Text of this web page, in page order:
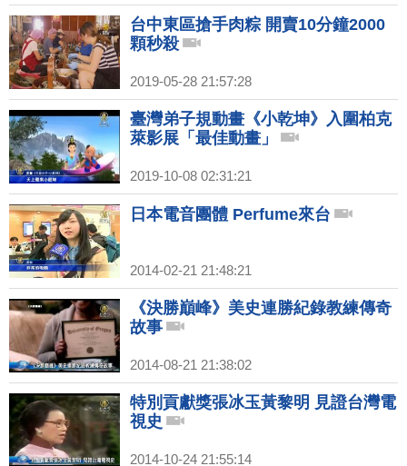
台中東區搶手肉粽 開賣10分鐘2000
顆秒殺
2019-05-28 21:57:28
臺灣弟子規動畫《小乾坤》入圍柏克
萊影展「最佳動畫」
2019-10-08 02:31:21
日本電音團體 Perfume來台
2014-02-21 21:48:21
《決勝巔峰》美史連勝紀錄教練傳奇
故事
2014-08-21 21:38:02
特別貢獻獎張冰玉黃黎明 見證台灣電
視史
2014-10-24 21:55:14